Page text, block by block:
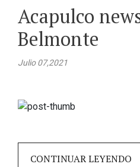
Acapulco
Belmonte
Julio 07,2021
CONTINUAR LEYENDO